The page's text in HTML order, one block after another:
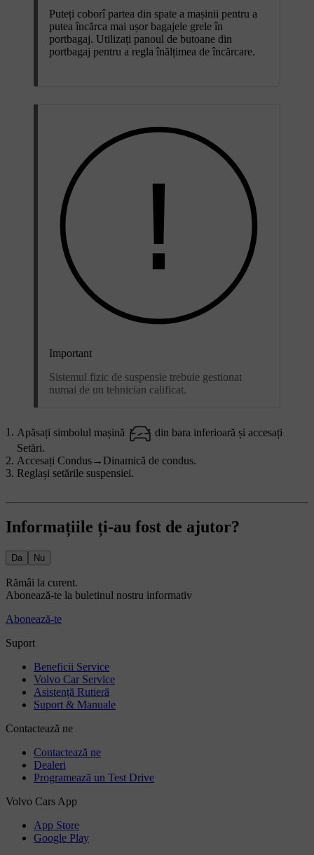
Puteți coborî partea din spate a mașinii pentru a
putea încărca mai ușor bagajele grele în
portbagaj. Utilizați panoul de butoane din
portbagaj pentru a regla înălțimea de încărcare.
Important
Sistemul fizic de suspensie trebuie gestionat
numai de un tehnician calificat.
Apăsați simbolul mașină
din bara inferioară și accesați
Setări.
Accesați Condus→ Dinamică de condus.
Reglași setările suspensiei.
Informațiile ți-au fost de ajutor?
Da Nu